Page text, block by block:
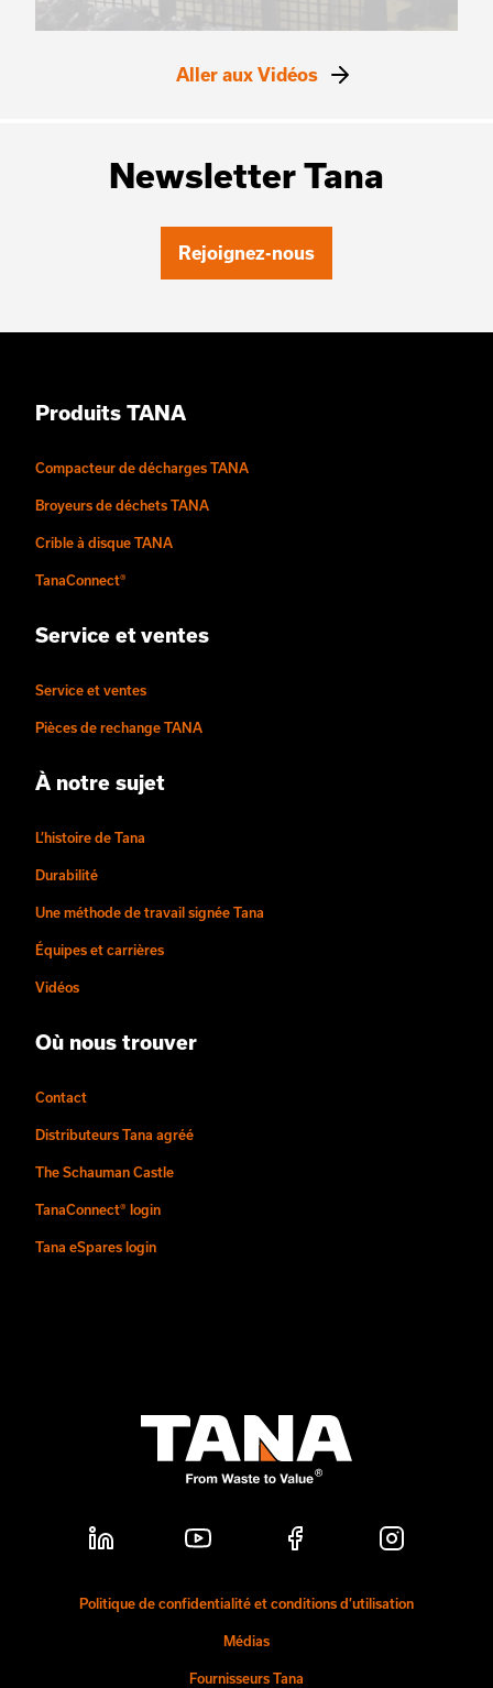
Aller aux Vidéos
Newsletter Tana
Rejoignez-nous
Produits TANA
Compacteur de décharges TANA
Broyeurs de déchets TANA
Crible à disque TANA
TanaConnect®
Service et ventes
Service et ventes
Pièces de rechange TANA
À notre sujet
L’histoire de Tana
Durabilité
Une méthode de travail signée Tana
Équipes et carrières
Vidéos
Où nous trouver
Contact
Distributeurs Tana agréé
The Schauman Castle
TanaConnect® login
Tana eSpares login
Politique de confidentialité et conditions d’utilisation
Médias
Fournisseurs Tana